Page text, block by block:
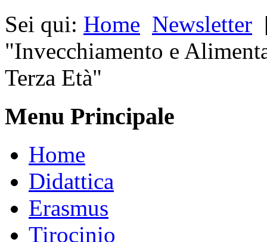
Sei qui: Home Newsletter
"Invecchiamento e
Terza Età"
Menu Principale
Home
Didattica
Erasmus
Tirocinio